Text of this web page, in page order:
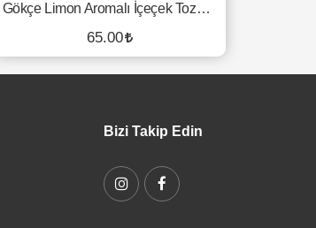
Gökçe Limon Aromalı İçeçek Tozu - 300 Gr.
65.00
Bizi Takip Edin